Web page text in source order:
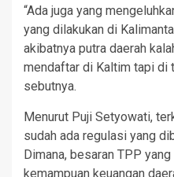
“Ada juga yang
yang dilakukan di
akibatnya putra daerah
mendaftar di Kaltim tapi di
sebutnya.
Menurut Puji Setyowati,
sudah ada regulasi yang
Dimana, besaran TPP
kemampuan keuangan